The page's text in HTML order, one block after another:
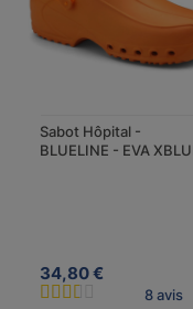
Sabot Hôpital -
BLUELINE - EVA
34,80 €
8 avis